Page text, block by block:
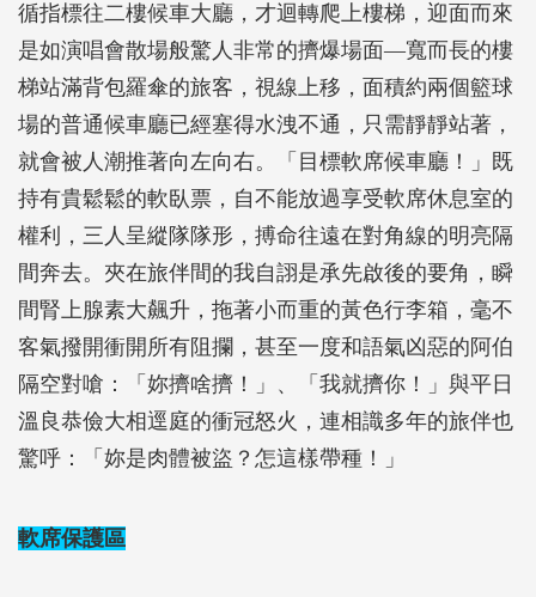
循指標往二樓候車大廳，才迴轉爬上樓梯，迎面而來
是如演唱會散場般驚人非常的擠爆場面―寬而長的樓
梯站滿背包羅傘的旅客，視線上移，面積約兩個籃球
場的普通候車廳已經塞得水洩不通，只需靜靜站著，
就會被人潮推著向左向右。「目標軟席候車廳！」既
持有貴鬆鬆的軟臥票，自不能放過享受軟席休息室的
權利，三人呈縱隊隊形，搏命往遠在對角線的明亮隔
間奔去。夾在旅伴間的我自詡是承先啟後的要角，瞬
間腎上腺素大飆升，拖著小而重的黃色行李箱，毫不
客氣撥開衝開所有阻攔，甚至一度和語氣凶惡的阿伯
隔空對嗆：「妳擠啥擠！」、「我就擠你！」與平日
溫良恭儉大相逕庭的衝冠怒火，連相識多年的旅伴也
驚呼：「妳是肉體被盜？怎這樣帶種！」
軟席保護區